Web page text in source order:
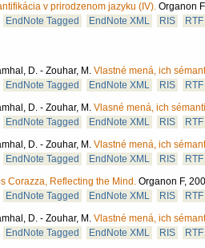
v prirodzenom jazyku (IV). Organon
EndNote Tagged EndNote XML RIS RTF
D. - Zouhar, M. Vlastné mená, ich
EndNote Tagged EndNote XML RIS
RTF
D. - Zouhar, M. Vlasné mená, ich
EndNote Tagged EndNote XML RIS
RTF
D. - Zouhar, M. Vlastné mená, ich
EndNote Tagged EndNote XML RIS
RTF
Corazza, Reflecting the Mind. Organon F,
EndNote Tagged EndNote XML RIS
RTF
D. - Zouhar, M. Vlastné mená, ich
EndNote Tagged EndNote XML RIS RTF